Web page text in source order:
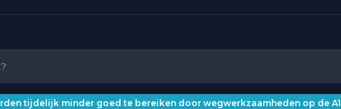
tijdelijk minder goed te bereiken door wegwerkzaamheden op de A1